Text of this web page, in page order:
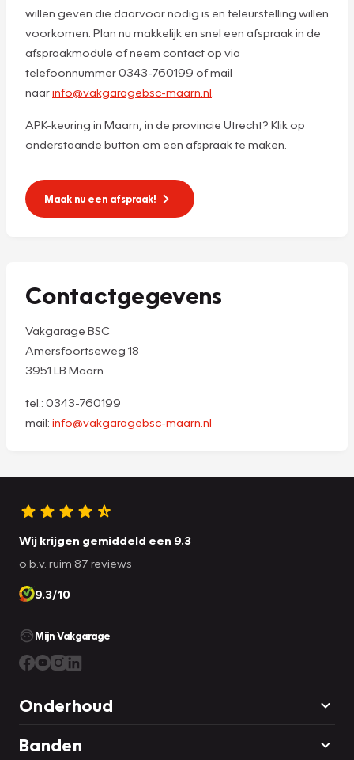
willen geven die daarvoor nodig is en teleurstelling willen
voorkomen. Plan nu makkelijk en snel een afspraak in de
afspraakmodule of neem contact op via
telefoonnummer 0343-760199 of mail
naarinfo@vakgaragebsc-maarn.nl
APK-keuring in Maarn, in de provincie Utrecht? Klik op
onderstaande button om een afspraak te maken.
Maak nu een afspraak!
Contactgegevens
Vakgarage BSC
Amersfoortseweg 18
3951 LB Maarn
tel.: 0343-760199
mail: info@vakgaragebsc-maarn.nl
Wij krijgen gemiddeld een 9.3
o.b.v. ruim 87 reviews
9.3/10
Mijn Vakgarage
Onderhoud
Banden